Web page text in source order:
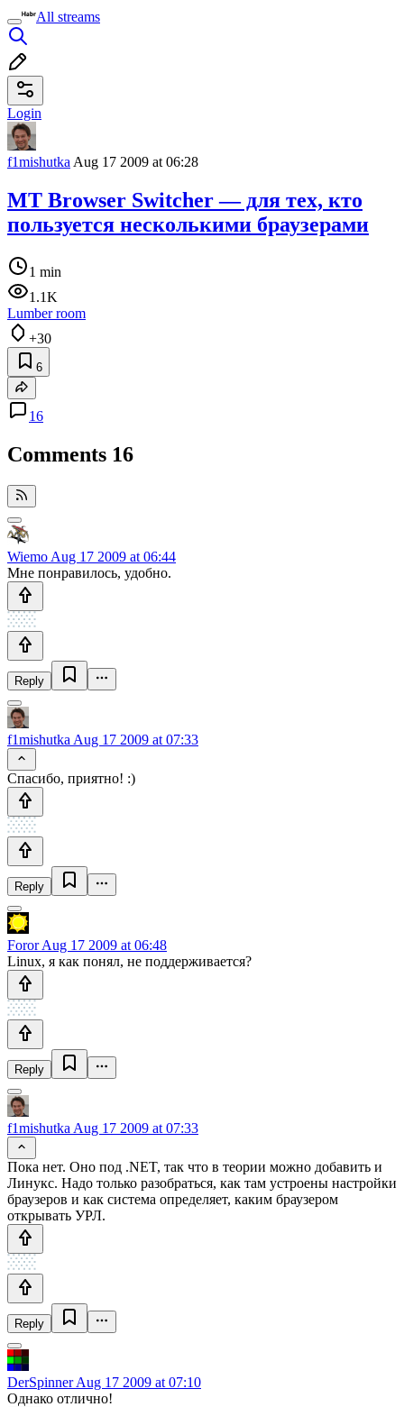
All streams
Login
f1mishutka Aug 17 2009 at 06:28
MT Browser Switcher — для тех, кто
пользуется несколькими браузерами
1 min
1.1K
Lumber room
+30
6
16
Comments 16
Wiemo Aug 17 2009 at 06:44
Мне понравилось, удобно.
Reply
f1mishutka Aug 17 2009 at 07:33
Спасибо, приятно! :)
Reply
FororAug 17 2009 at 06:48
Linux, я как понял, не поддерживается?
Reply
f1mishutka Aug 17 2009 at 07:33
Пока нет. Оно под .NET, так что в теории можно добавить и
Линукс. Надо только разобраться, как там устроены настройки
браузеров и как система определяет, каким браузером
открывать УРЛ.
Reply
DerSpinnerAug 17 2009 at 07:10
Однако отлично!